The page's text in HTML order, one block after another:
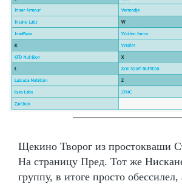
Щекино Творог из простокваши
На страницу Пред. Тот же
группу, в итоге просто